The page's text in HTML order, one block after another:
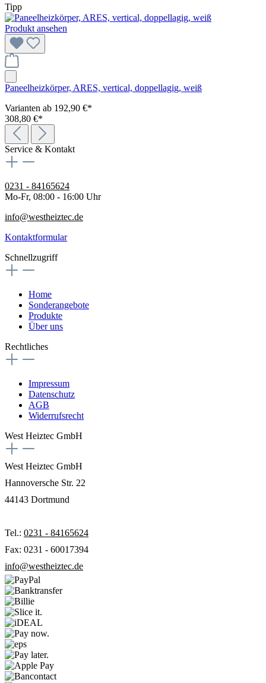
Tipp
Produkt ansehen
Paneelheizkörper, ARES, vertical, doppellagig, weiß
Varianten ab 192,90 €*
308,80 €*
Service & Kontakt
0231 - 84165624
Mo-Fr, 08:00 - 16:00 Uhr
info@westheiztec.de
Kontaktformular
Schnellzugriff
Home
Sonderangebote
Produkte
Über uns
Rechtliches
Impressum
Datenschutz
AGB
Widerrufsrecht
West Heiztec GmbH
West Heiztec GmbH
Hannoversche Str. 22
44143 Dortmund
Tel.: 0231 - 84165624
Fax: 0231 - 60017394
info@westheiztec.de